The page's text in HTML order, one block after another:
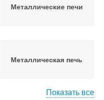
Металлические печи
Металлическая печь
Показать все